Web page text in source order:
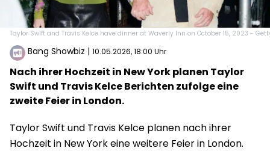
Taylor Swift and Travis Kelce have dinner at Waverly Inn on October 15, 2023 -
Bang Showbiz | 10.05.2026, 18:00 Uhr
Nach ihrer Hochzeit in New York planen Taylor
Swift und Travis Kelce Berichten zufolge eine
zweite Feier in London.
Taylor Swift und Travis Kelce planen nach ihrer
Hochzeit in New York eine weitere Feier in London.